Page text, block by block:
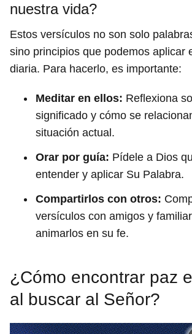
nuestra vida?
Estos versículos no son solo
sino principios que podemos aplicar
diaria. Para hacerlo, es importante:
Meditar en ellos: Reflexiona
significado y cómo se
situación actual.
Orar por guía: Pídele a Dios
entender y aplicar Su Palabra.
Compartirlos con otros:
versículos con amigos y
animarlos en su fe.
¿Cómo encontrar paz
al buscar al Señor?